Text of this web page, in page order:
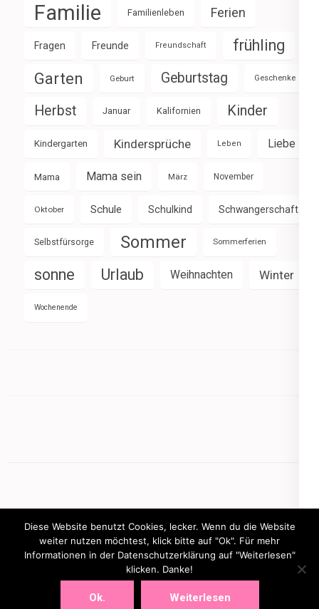
Familie Familienleben Ferien
Fragen Freunde Freundschaft frühling
Garten Geburt Geburtstag Geschenke
Herbst Januar Kalifornien Kinder
Kindergarten Kindersprüche Leben Liebe
Mama Mama sein März November
Oktober Schule Schulkind Schwangerschaft
Selbstfürsorge Sommer Sommerferien
sonne Urlaub Weihnachten Winter
Wochenende
mamasbusiness.de
Diese Website benutzt Cookies, lecker. Wenn du die Website
weiter nutzen möchtest, klick bitte auf "Ok". Für mehr
Informationen in der Datenschutzerklärung auf "Weiterlesen"
klicken. Danke!
Ok. Weiterlesen